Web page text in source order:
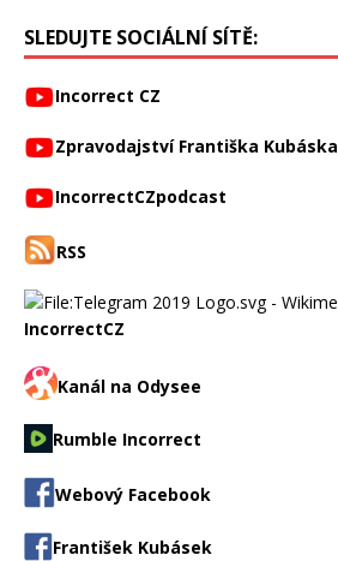
SLEDUJTE SOCIÁLNÍ SÍTĚ:
Incorrect CZ
Zpravodajství Františka Kubáska
IncorrectCZpodcast
RSS
IncorrectCZ
Kanál na Odysee
Rumble Incorrect
Webový Facebook
František Kubásek